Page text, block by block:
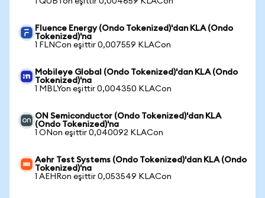
Fluence Energy (Ondo Tokenized)'dan KLA (Ondo
Tokenized)'na
1 FLNCon eşittir 0,007559 KLACon
Mobileye Global (Ondo Tokenized)'dan KLA (Ondo
Tokenized)'na
1 MBLYon eşittir 0,004350 KLACon
ON Semiconductor (Ondo Tokenized)'dan KLA
(Ondo Tokenized)'na
1 ONon eşittir 0,040092 KLACon
Aehr Test Systems (Ondo Tokenized)'dan KLA (Ondo
Tokenized)'na
1 AEHRon eşittir 0,053549 KLACon